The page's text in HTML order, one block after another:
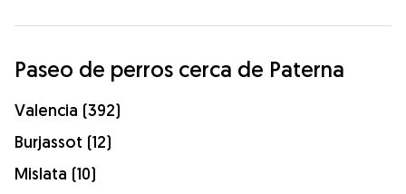
Paseo de perros cerca de Paterna
Valencia (392)
Burjassot (12)
Mislata (10)